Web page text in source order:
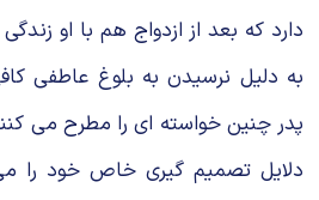
دارد که بعد از ازدواج هم با او
به دلیل نرسیدن به بلوغ عاطفی
پدر چنین خواسته ای را مطرح می
دلایل تصمیم گیری خاص خود را